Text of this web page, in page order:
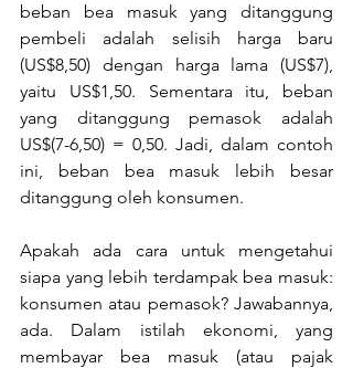
beban bea masuk yang ditanggung
pembeli adalah selisih harga baru
(US$8,50) dengan harga lama (US$7),
yaitu US$1,50. Sementara itu, beban
yang ditanggung pemasok adalah
US$(7-6,50) = 0,50. Jadi, dalam contoh
ini, beban bea masuk lebih besar
ditanggung oleh konsumen.
Apakah ada cara untuk mengetahui
siapa yang lebih terdampak bea masuk:
konsumen atau pemasok? Jawabannya,
ada. Dalam istilah ekonomi, yang
membayar bea masuk (atau pajak